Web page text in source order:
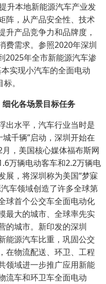
升本地新能源汽车产业发
阵，从产品安全性、技术
升产品竞争力和品牌度，
费需求。参照2020年深圳
2025年全市新能源汽车渗
实现小汽车的全面电动
。
细化各场景目标任务
出水平，汽车行业当时是
千辆”启动，深圳开始在
，美国核心媒体福布斯网
万辆电动客车和2.2万辆电
展，将深圳称为美国“梦寐
车领域创造了许多全球第
球首个公交车全面电动化
最大的城市、全球率先实
的城市。新印发的深圳
能源汽车比重，巩固公交
在物流配送、环卫、工程
领域进一步推广应用新能
流车和环卫车全面电动